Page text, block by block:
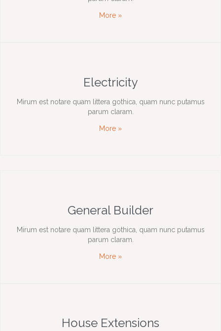
More »
Electricity
Mirum est notare quam littera gothica, quam nunc putamus
parum claram.
More »
General Builder
Mirum est notare quam littera gothica, quam nunc putamus
parum claram.
More »
House Extensions